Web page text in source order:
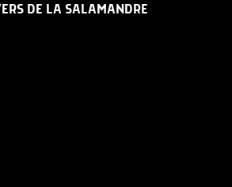
DE LA SALAMANDRE